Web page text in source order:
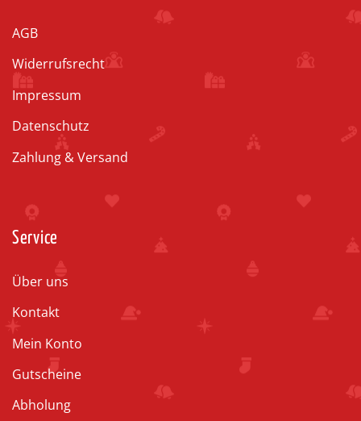
AGB
Widerrufsrecht
Impressum
Datenschutz
Zahlung & Versand
Service
Über uns
Kontakt
Mein Konto
Gutscheine
Abholung